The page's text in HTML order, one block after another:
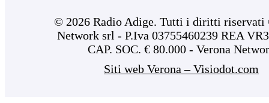
© 2026 Radio Adige. Tutti i diritti riservati
Network srl - P.Iva 03755460239 REA
CAP. SOC. € 80.000 - Verona
Siti web Verona – Visiodot.com